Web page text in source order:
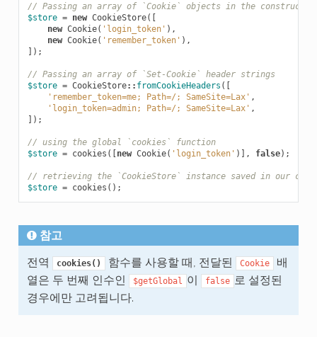
// Passing an array of `Cookie` objects in the constructor
$store = new CookieStore([
new Cookie( 'login_token' ),
new Cookie( 'remember_token' ),
]);
// Passing an array of `Set-Cookie` header strings
$store = CookieStore:: fromCookieHeaders ([
'remember_token=me; Path=/; SameSite=Lax' ,
'login_token=admin; Path=/; SameSite=Lax' ,
]);
// using the global `cookies` function
$store = cookies ([new Cookie( 'login_token' )], false);
// retrieving the `CookieStore` instance saved in our
$store = cookies ();
참고
전역
cookies() 함수를 사용할 때, 전달된 Cookie
배
열은 두 번째 인수인
$getGlobal 이 false 로 설정된
경우에만 고려됩니다.